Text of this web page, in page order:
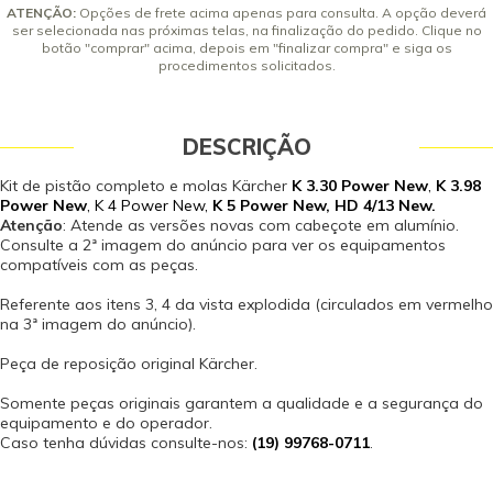
ATENÇÃO: Opções de frete acima apenas para consulta. A opção deverá
ser selecionada nas próximas telas, na finalização do pedido. Clique no
botão "comprar" acima, depois em "finalizar compra" e siga os
procedimentos solicitados.
DESCRIÇÃO
Kit de pistão completo e molas Kärcher K 3.30 Power New, K 3.98
Power New, K 4 Power New, K 5 Power New, HD 4/13 New.
Atenção: Atende as versões novas com cabeçote em alumínio.
Consulte a 2ª imagem do anúncio para ver os equipamentos
compatíveis com as peças.
Referente aos itens 3, 4 da vista explodida (circulados em vermelho
na 3ª imagem do anúncio).
Peça de reposição original Kärcher.
Somente peças originais garantem a qualidade e a segurança do
equipamento e do operador.
Caso tenha dúvidas consulte-nos: (19) 99768-0711.